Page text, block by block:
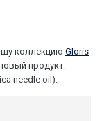
коллекцию Gloris
продукт:
needle oil).